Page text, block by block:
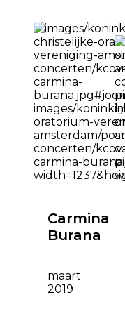
Carmina
Burana
maart
2019